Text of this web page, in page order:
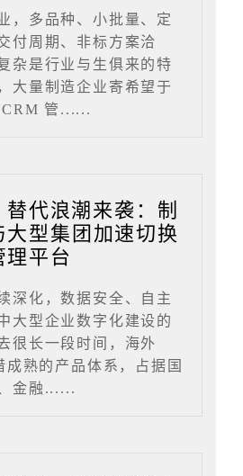
，多品种、小批量、定
付周期、非标方案洽
杂是行业与生俱来的特
大量制造企业寄希望于
管......
代浪潮来袭：制
大型集团加速切换
理平台
深化，数据安全、自主
大型企业数字化建设的
很长一段时间，海外
熟的产品体系，占据国
金融......